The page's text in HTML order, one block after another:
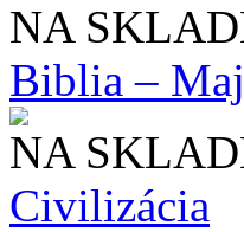
NA
Biblia –
NA
Civilizácia